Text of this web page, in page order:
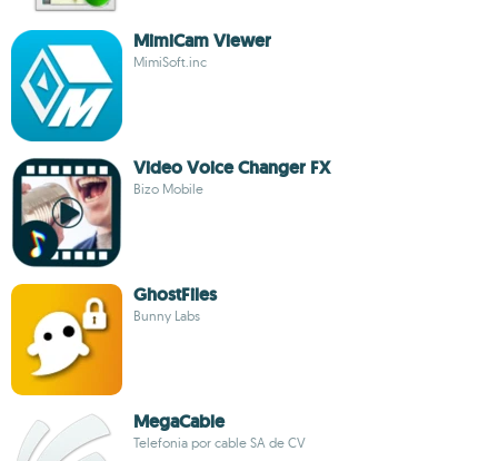
MimiCam Viewer
MimiSoft.inc
Video Voice Changer FX
Bizo Mobile
GhostFiles
Bunny Labs
MegaCable
Telefonia por cable SA de CV